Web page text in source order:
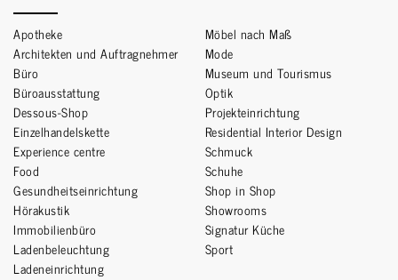
Apotheke
Architekten und Auftragnehmer
Büro
Büroausstattung
Dessous-Shop
Einzelhandelskette
Experience centre
Food
Gesundheitseinrichtung
Hörakustik
Immobilienbüro
Ladenbeleuchtung
Ladeneinrichtung
Möbel nach Maß
Mode
Museum und Tourismus
Optik
Projekteinrichtung
Residential Interior Design
Schmuck
Schuhe
Shop in Shop
Showrooms
Signatur Küche
Sport